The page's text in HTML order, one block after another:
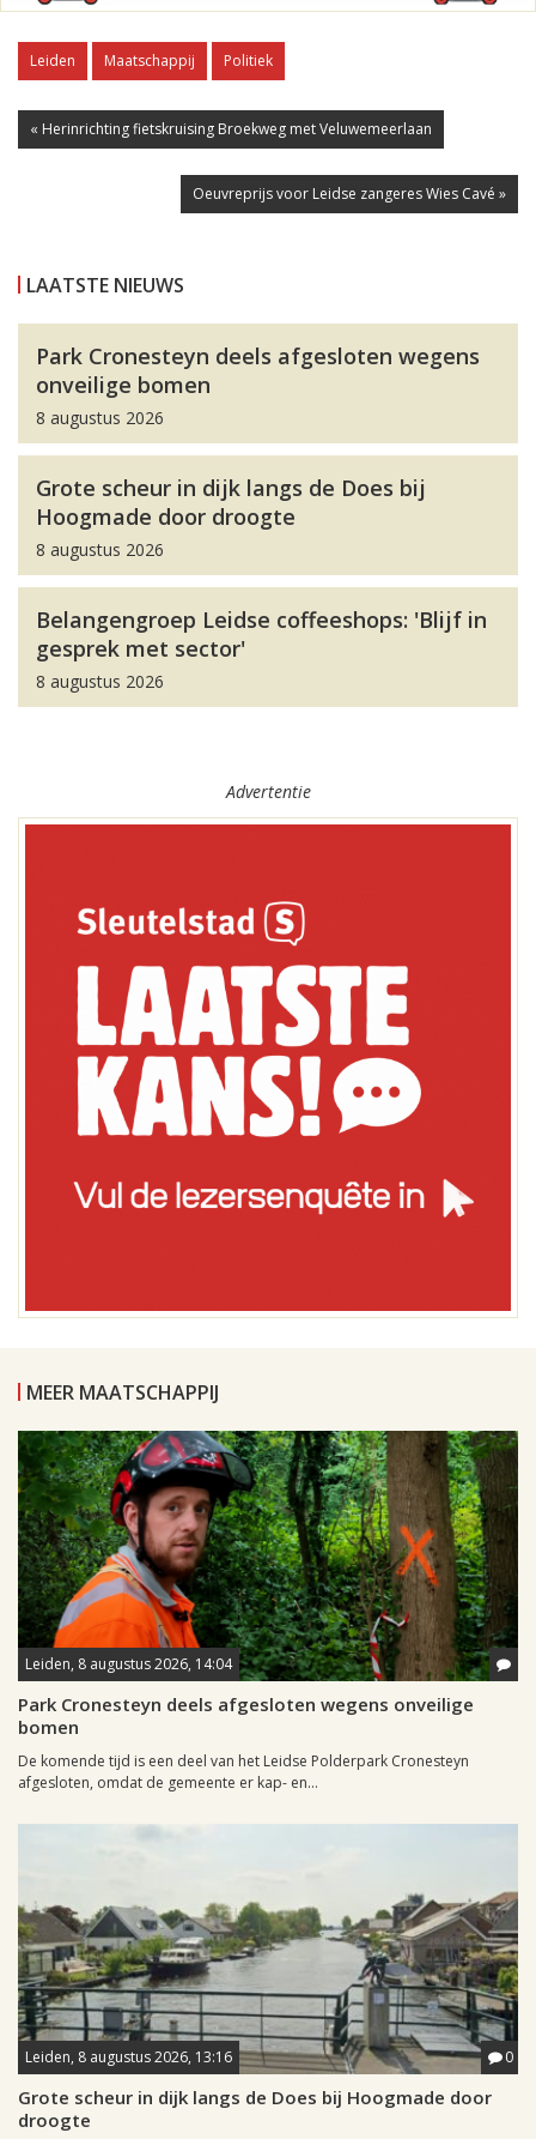
Leiden Maatschappij Politiek
« Herinrichting fietskruising Broekweg met Veluwemeerlaan
Oeuvreprijs voor Leidse zangeres Wies Cavé »
LAATSTE NIEUWS
Park Cronesteyn deels afgesloten wegens
onveilige bomen
8 augustus 2026
Grote scheur in dijk langs de Does bij
Hoogmade door droogte
8 augustus 2026
Belangengroep Leidse coffeeshops: 'Blijf in
gesprek met sector'
8 augustus 2026
Advertentie
MEER MAATSCHAPPIJ
Leiden, 8 augustus 2026, 14:04
Park Cronesteyn deels afgesloten wegens onveilige
bomen
De komende tijd is een deel van het Leidse Polderpark Cronesteyn
afgesloten, omdat de gemeente er kap- en...
Leiden, 8 augustus 2026, 13:16 0
Grote scheur in dijk langs de Does bij Hoogmade door
droogte